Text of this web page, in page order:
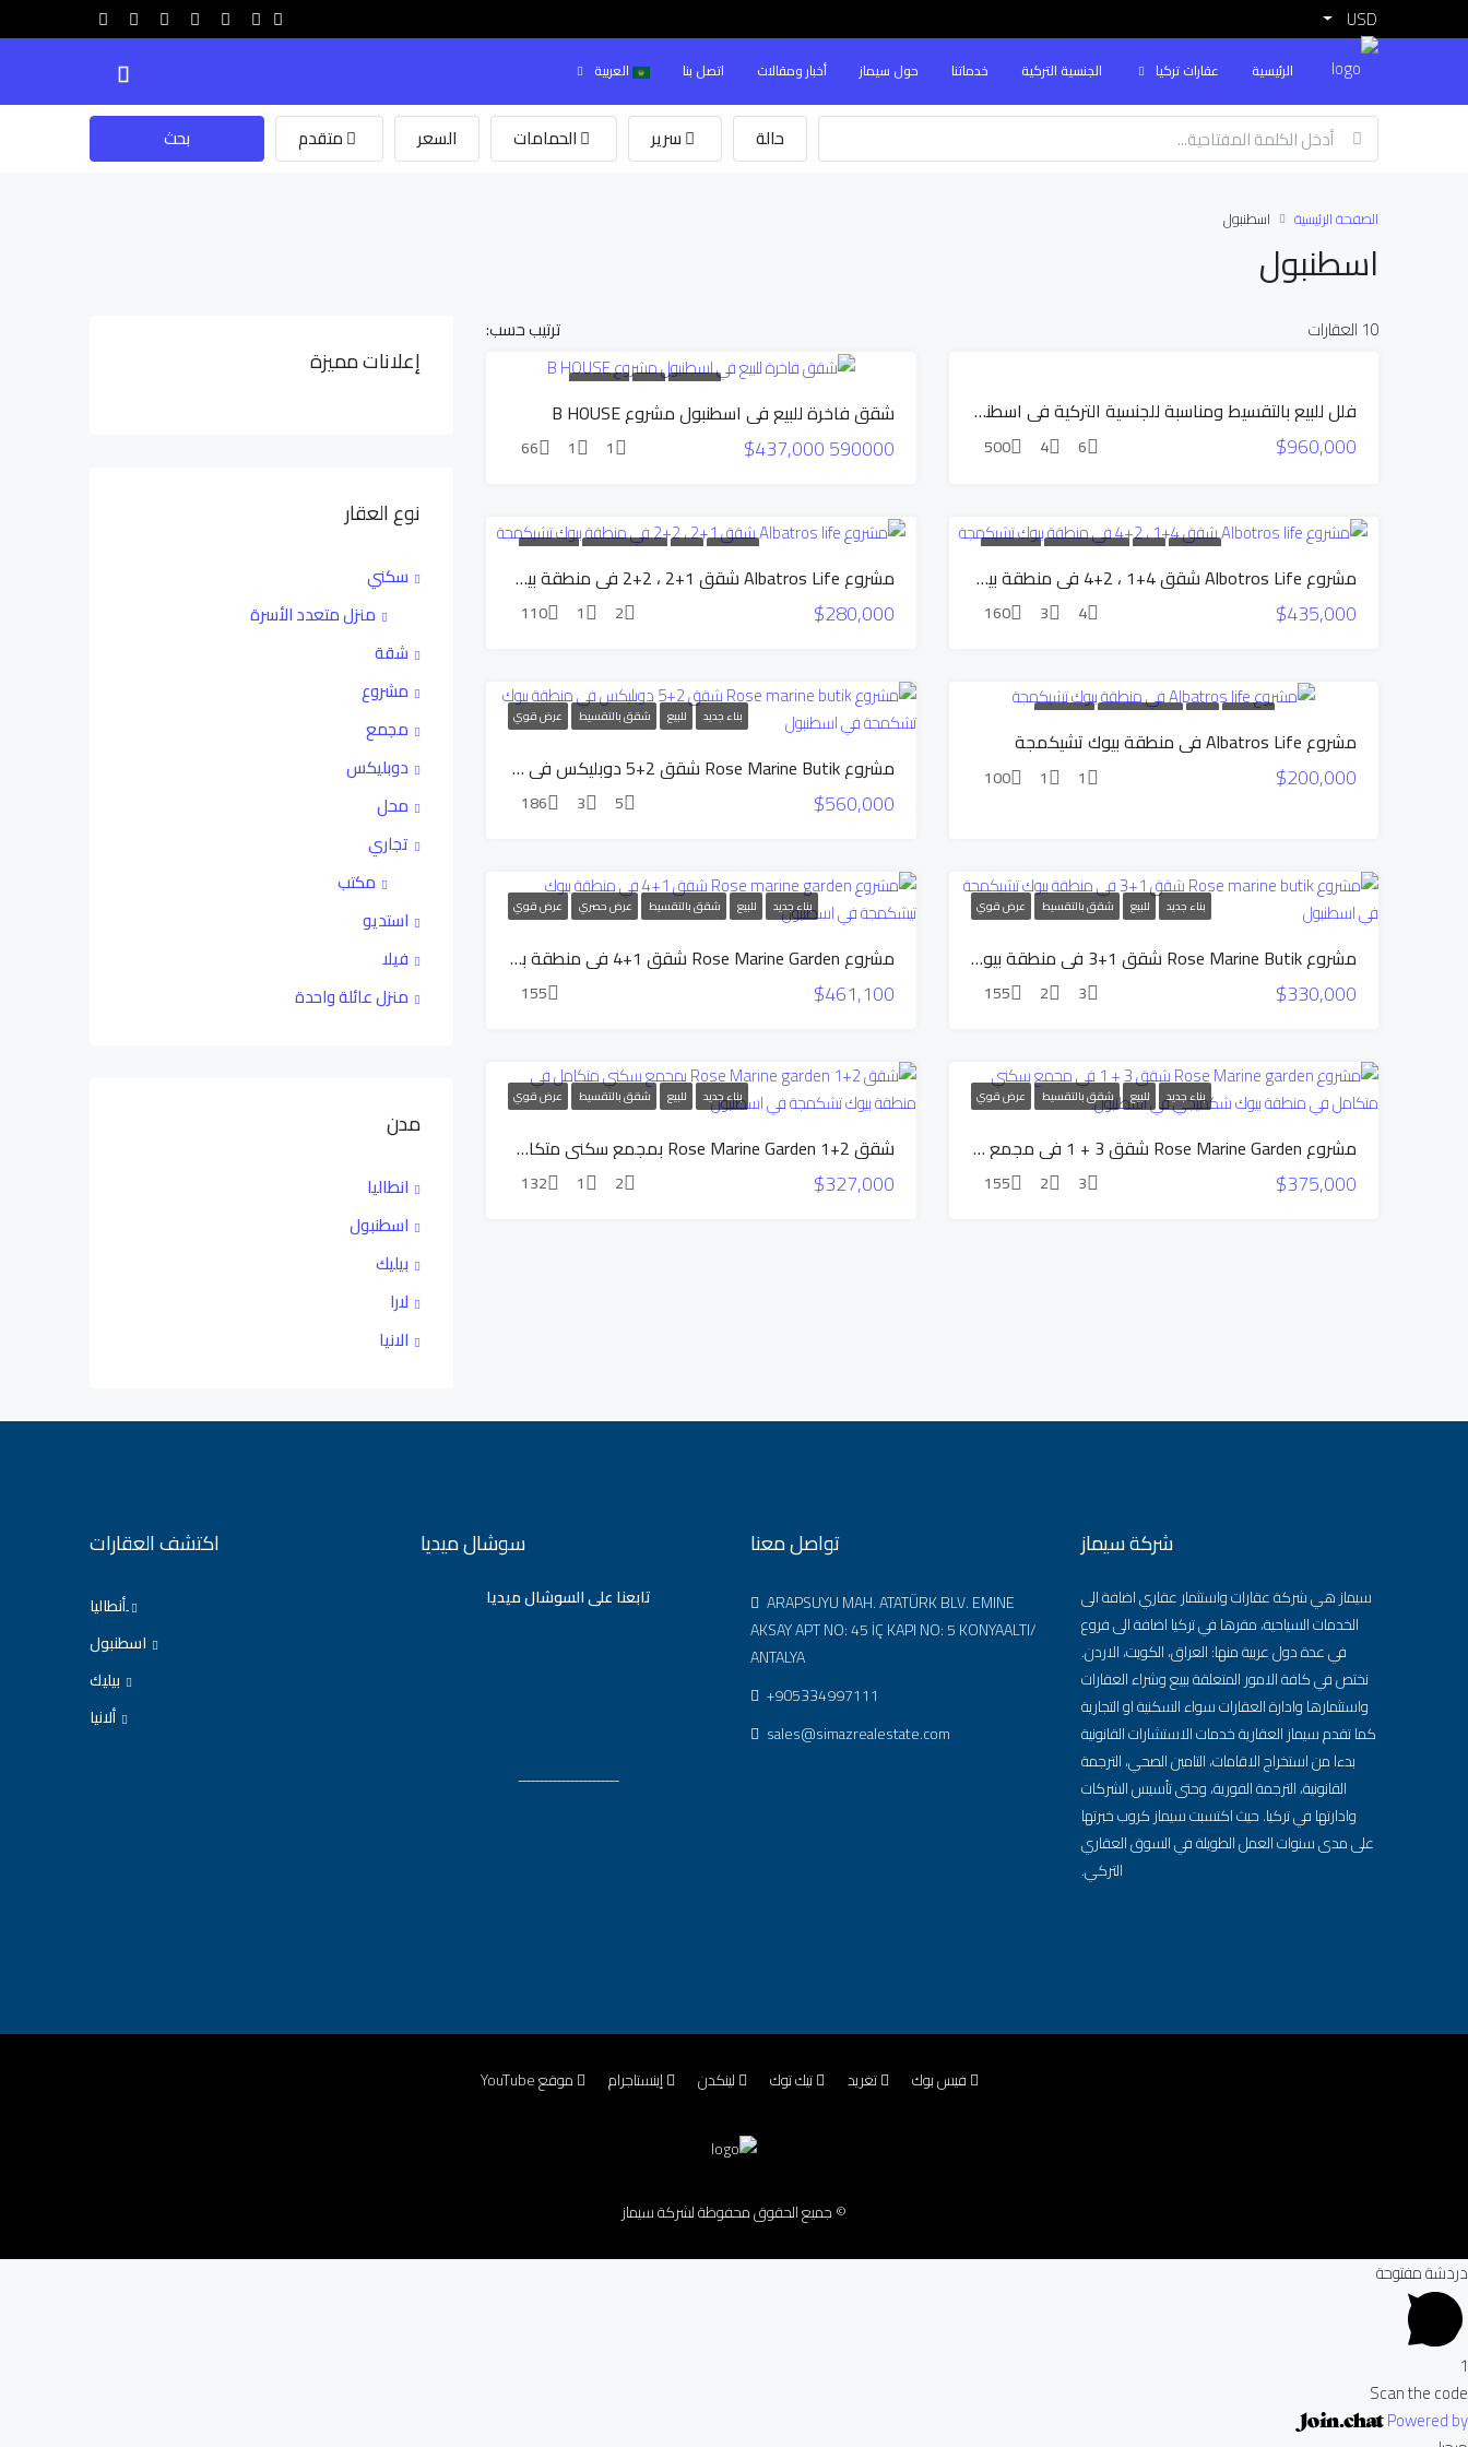
USD
الرئيسية عقارات تركيا الجنسية التركية خدماتنا حول سيماز أخبار ومقالات اتصل بنا العربية
حالة سرير الحمامات السعر متقدم بحث
الصفحة الرئيسية اسطنبول
اسطنبول
10 العقارات ترتيب حسب:
المخفض
حصري
فلل للبيع بالتقسيط ومناسبة للجنسية التركية في اسطنبول بيوك تشكمجة
$960,000
6
4
500
بناء جديد للبيع عرض قوي
شقق فاخرة للبيع في اسطنبول مشروع B HOUSE
590000
1
1
66
بناء جديد للبيع شقق بالتقسيط عرض قوي
مشروع Albotros Life شقق 4+1 ، 2+4 في منطقة بيوك تشيكمجة
$435,000
4
3
160
بناء جديد للبيع شقق بالتقسيط عرض قوي
مشروع Albatros Life شقق 1+2 ، 2+2 في منطقة بيوك تشيكمجة
$280,000
2
1
110
بناء جديد للبيع شقق بالتقسيط عرض قوي
مشروع Albatros Life في منطقة بيوك تشيكمجة
$200,000
1
1
100
بناء جديد للبيع شقق بالتقسيط عرض قوي
مشروع Rose Marine Butik شقق 2+5 دوبليكس في منطقة بيوك تشكمجة في اسطنبول
$560,000
5
3
186
بناء جديد للبيع شقق بالتقسيط عرض قوي
مشروع Rose Marine Butik شقق 1+3 في منطقة بيوك تشيكمجة في اسطنبول
$330,000
3
2
155
بناء جديد للبيع شقق بالتقسيط عرض حصري عرض قوي
مشروع Rose Marine Garden شقق 1+4 في منطقة بيوك تيشكمجة في اسطنبول
$461,100
155
بناء جديد للبيع شقق بالتقسيط عرض قوي
مشروع Rose Marine Garden شقق 3 + 1 في مجمع سكني متكامل في منطقة بيوك شكميجي في اسطنبول.
$375,000
3
2
155
بناء جديد للبيع شقق بالتقسيط عرض قوي
شقق 2+1 Rose Marine Garden بمجمع سكني متكامل في منطقة بيوك تشكمجة في اسطنبول
$327,000
2
1
132
إعلانات مميزة
نوع العقار
سكني
منزل متعدد الأسرة
شقة
مشروع
مجمع
دوبليكس
محل
تجاري
مكتب
استديو
فيلا
منزل عائلة واحدة
مدن
انطاليا
اسطنبول
بيليك
لارا
الانيا
شركة سيماز
سيماز هي شركة عقارات واستثمار عقاري اضافة الى
الخدمات السياحية، مقرها في تركيا اضافة الى فروع
في عدة دول عربية منها: العراق، الكويت، الاردن.
نختص في كافة الامور المتعلقة ببيع وشراء العقارات
واستثمارها وادارة العقارات سواء السكنية او التجارية
كما تقدم سيماز العقارية خدمات الاستشارات القانونية
بدءا من استخراج الاقامات، التامين الصحي، الترجمة
القانونية، الترجمة الفورية، وحتى تأسيس الشركات
وادارتها في تركيا. حيث اكتسبت سيماز كروب خبرتها
على مدى سنوات العمل الطويلة في السوق العقاري
التركي.
تواصل معنا
ARAPSUYU MAH. ATATÜRK BLV. EMINE
AKSAY APT NO: 45 İÇ KAPI NO: 5 KONYAALTI/
ANTALYA
+905334997111
sales@simazrealestate.com
سوشال ميديا
تابعنا على السوشال ميديا
ـــــــــــــــــــــــ
اكتشف العقارات
ِأنطاليا
اسطنبول
بيليك
ألانيا
فيس بوك تغريد تيك توك لينكدن إينستاجرام موقع YouTube
© جميع الحقوق محفوظة لشركة سيماز
دردشة مفتوحة
1
Scan the code
Powered by